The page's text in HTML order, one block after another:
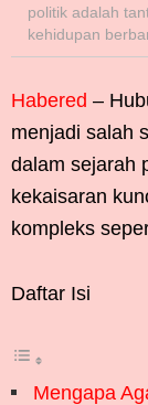
politik adalah
kehidupan
Habered –
menjadi salah
dalam sejarah
kekaisaran
kompleks
Daftar Isi
Mengapa